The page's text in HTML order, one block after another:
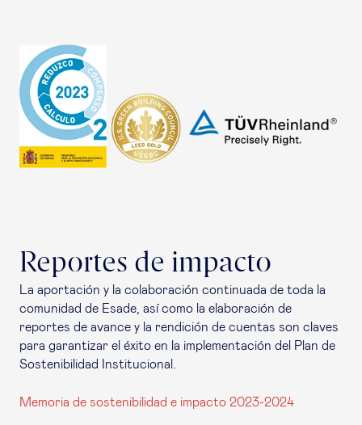
Reportes de impacto
La aportación y la colaboración continuada de toda la
comunidad de Esade, así como la elaboración de
reportes de avance y la rendición de cuentas son claves
para garantizar el éxito en la implementación del Plan de
Sostenibilidad Institucional.
Memoria de sostenibilidad e impacto 2023-2024